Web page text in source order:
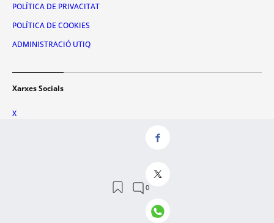
POLÍTICA DE PRIVACITAT
POLÍTICA DE COOKIES
ADMINISTRACIÓ UTIQ
Xarxes Socials
X